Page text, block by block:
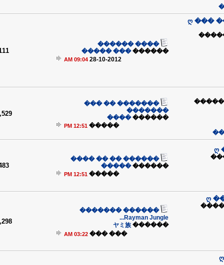
ღ ���
���
���� ������
������
��� �����
28-10-2012
09:04 AM
���
������� �� ���
�������
������
����
�����
12:51 PM
ღ
��
������ �� �� ����
������
�����
�����
12:51 PM
ღ
��
������ �������
Rayman Jungle...
������
ヤミ族
��� ���
03:22 AM